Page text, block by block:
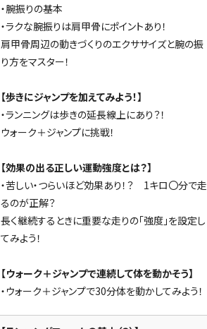
・腕振りの基本
・ラクな腕振りは肩甲骨にポイントあり！
肩甲骨周辺の動きづくりのエクササイズと腕の振
り方をマスター！
【歩きにジャンプを加えてみよう！】
・ランニングは歩きの延長線上にあり？！
ウォーク＋ジャンプに挑戦！
【効果の出る正しい運動強度とは？】
・苦しい・つらいほど効果あり！？ 1キロ〇分で走
るのが正解？
長く継続するときに重要な走りの「強度」を設定し
てみよう！
【ウォーク＋ジャンプで連続して体を動かそう】
・ウォーク＋ジャンプで30分体を動かしてみよう！